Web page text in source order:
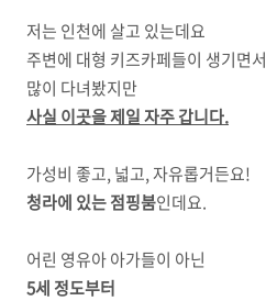
저는 인천에 살고 있는데요
주변에 대형 키즈카페들이 생기면서
많이 다녀봤지만
사실 이곳을 제일 자주 갑니다.
가성비 좋고, 넓고, 자유롭거든요!
청라에 있는 점핑붐인데요.
어린 영유아 아가들이 아닌
5세 정도부터